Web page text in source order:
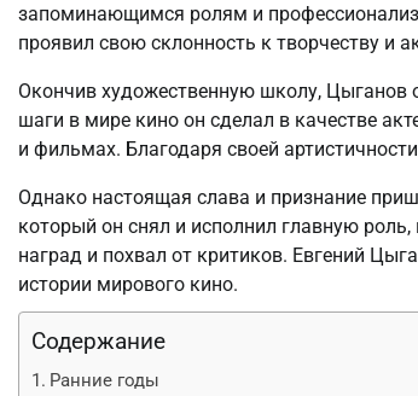
запоминающимся ролям и
проявил свою склонность к творчеству и
Окончив художественную школу, Цыганов
шаги в мире кино он сделал в качестве
и фильмах. Благодаря своей
Однако настоящая слава и признание
который он снял и исполнил главную
наград и похвал от критиков. Евгений
истории мирового кино.
Содержание
Ранние годы